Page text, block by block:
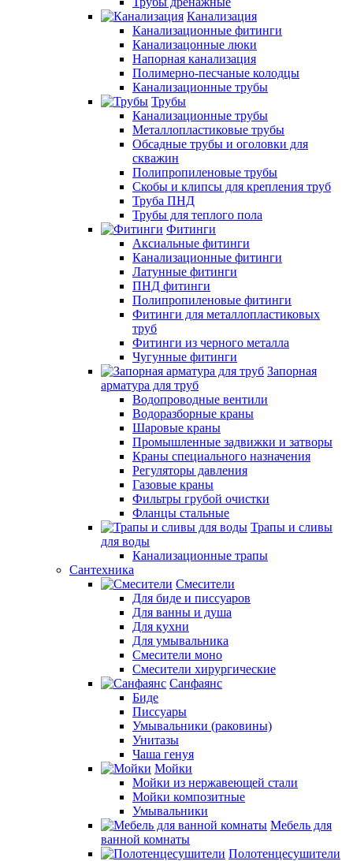
Канализация
Канализационные фитинги
Канализацонные люки
Напорная канализация
Полимерно-песчаные колодцы
Канализационные трубы
Трубы
Канализационные трубы
Металлопластиковые трубы
Обсадные трубы и оголовки для
скважин
Полипропиленовые трубы
Скобы и клипсы для крепления труб
Труба ПНД
Трубы для теплого пола
Фитинги
Аксиальные фитинги
Канализационные фитинги
Латунные фитинги
ПНД фитинги
Полипропиленовые фитинги
Фитинги для металлопластиковых
труб
Фитинги из черного металла
Чугунные фитинги
Запорная
арматура для труб
Водопроводные вентили
Водоразборные краны
Шаровые краны
Промышленные задвижки и затворы
Краны специального назначения
Регуляторы давления
Газовые краны
Фильтры грубой очистки
Фланцы стальные
Трапы и сливы
для воды
Канализационные трапы
Сантехника
Смесители
Для биде и писсуаров
Для ванны и душа
Для кухни
Для умывальника
Смесители моно
Смесители хирургические
Санфаянс
Биде
Писсуары
Умывальники (раковины)
Унитазы
Чаша генуя
Мойки
Мойки из нержавеющей стали
Мойки композитные
Умывальники
Мебель для
ванной комнаты
Полотенцесушители